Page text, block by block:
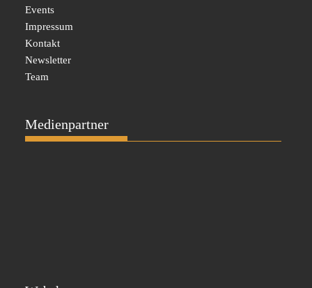
Events
Impressum
Kontakt
Newsletter
Team
Medienpartner